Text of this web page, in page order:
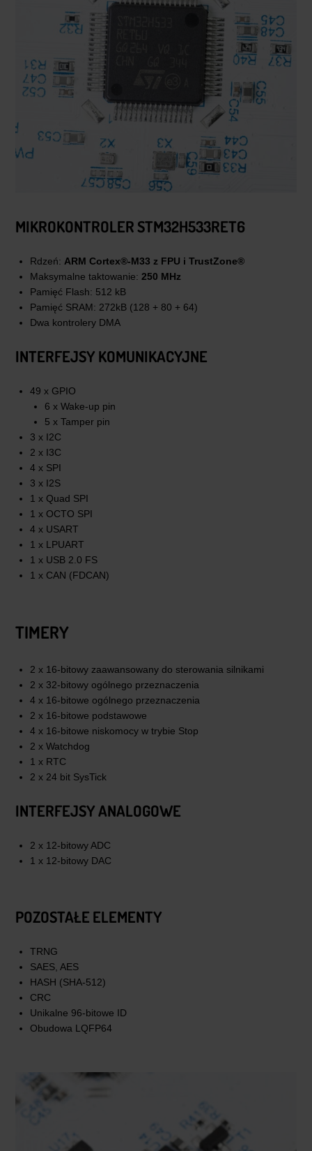
MIKROKONTROLERSTM32H533RET6
Rdzeń: ARM Cortex®-M33 z FPU i TrustZone®
Maksymalne taktowanie: 250 MHz
Pamięć Flash: 512 kB
Pamięć SRAM: 272kB (128 + 80 + 64)
Dwa kontrolery DMA
INTERFEJSY KOMUNIKACYJNE
49 x GPIO
6 x Wake-up pin
5 x Tamper pin
3 x I2C
2 x I3C
4 x SPI
3 x I2S
1 x Quad SPI
1 x OCTO SPI
4 x USART
1 x LPUART
1 x USB 2.0 FS
1 x CAN (FDCAN)
TIMERY
2 x 16-bitowy zaawansowany do sterowania silnikami
2 x 32-bitowy ogólnego przeznaczenia
4 x 16-bitowe ogólnego przeznaczenia
2 x 16-bitowe podstawowe
4 x 16-bitowe niskomocy w trybie Stop
2 x Watchdog
1 x RTC
2 x 24 bit SysTick
INTERFEJSY ANALOGOWE
2 x 12-bitowy ADC
1 x 12-bitowy DAC
POZOSTAŁE ELEMENTY
TRNG
SAES, AES
HASH (SHA-512)
CRC
Unikalne 96-bitowe ID
Obudowa LQFP64